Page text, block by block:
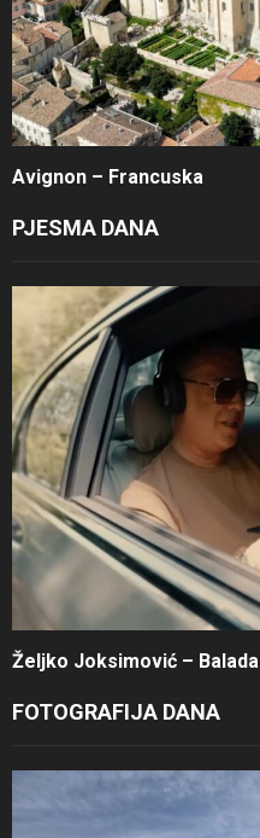
Avignon – Francuska
PJESMA DANA
Željko Joksimović – Balada
FOTOGRAFIJA DANA